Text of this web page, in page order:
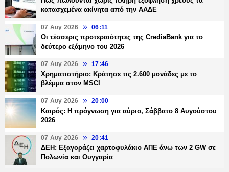
κατασχεμένα ακίνητα από την ΑΑΔΕ
07 Αυγ 2026 06:11
Οι τέσσερις προτεραιότητες της CrediaBank για το
δεύτερο εξάμηνο του 2026
07 Αυγ 2026 17:46
Χρηματιστήριο: Κράτησε τις 2.600 μονάδες με το
βλέμμα στον MSCI
07 Αυγ 2026 20:00
Καιρός: Η πρόγνωση για αύριο, Σάββατο 8 Αυγούστου
2026
07 Αυγ 2026 20:41
ΔΕΗ: Εξαγοράζει χαρτοφυλάκιο ΑΠΕ άνω των 2 GW σε
Πολωνία και Ουγγαρία